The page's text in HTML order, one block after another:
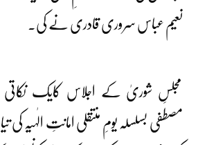
نعیم عباس سروری قادری نے کی۔
مجلسِ شوریٰ کے اجلاس کایک نکاتی
مصطفی بسلسلہ یومِ منتقلی امانتِ الٰہیہ کی